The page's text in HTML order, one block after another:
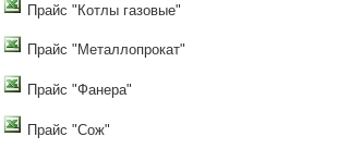
Прайс "Котлы газовые"
Прайс "Металлопрокат"
Прайс "Фанера"
Прайс "Сож"